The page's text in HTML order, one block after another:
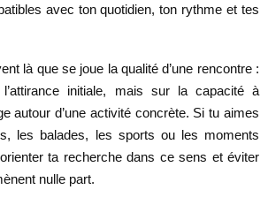
avec ton quotidien, ton rythme et tes
là que se joue la qualité d’une rencontre :
initiale, mais sur la capacité à
autour d’une activité concrète. Si tu aimes
les balades, les sports ou les moments
ta recherche dans ce sens et éviter
nulle part.